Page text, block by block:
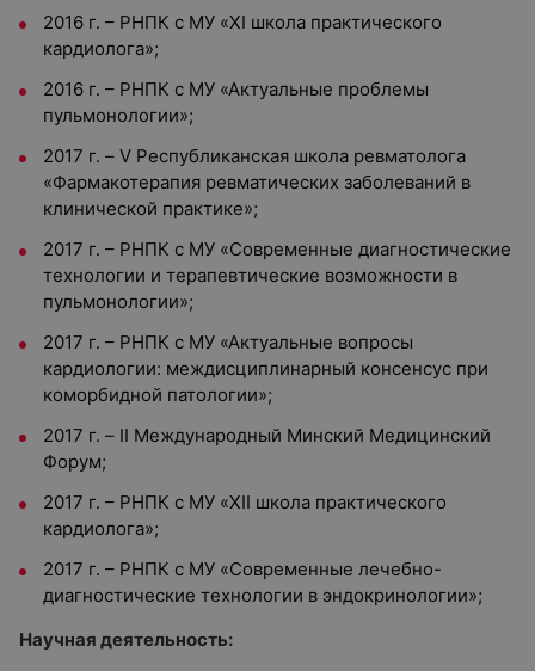
2016 г. – РНПК с МУ «XI школа практического
кардиолога»;
2016 г. – РНПК с МУ «Актуальные проблемы
пульмонологии»;
2017 г. – V Республиканская школа ревматолога
«Фармакотерапия ревматических заболеваний в
клинической практике»;
2017 г. – РНПК с МУ «Современные диагностические
технологии и терапевтические возможности в
пульмонологии»;
2017 г. – РНПК с МУ «Актуальные вопросы
кардиологии: междисциплинарный консенсус при
коморбидной патологии»;
2017 г. – II Международный Минский Медицинский
Форум;
2017 г. – РНПК с МУ «XII школа практического
кардиолога»;
2017 г. – РНПК с МУ «Современные лечебно-
диагностические технологии в эндокринологии»;
Научная деятельность: